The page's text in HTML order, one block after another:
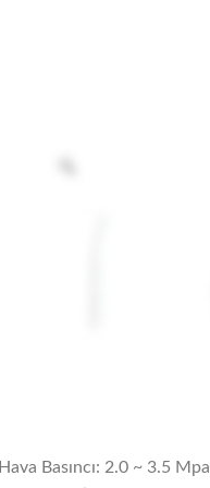
Hava Basıncı: 2.0 ~ 3.5 Mpa